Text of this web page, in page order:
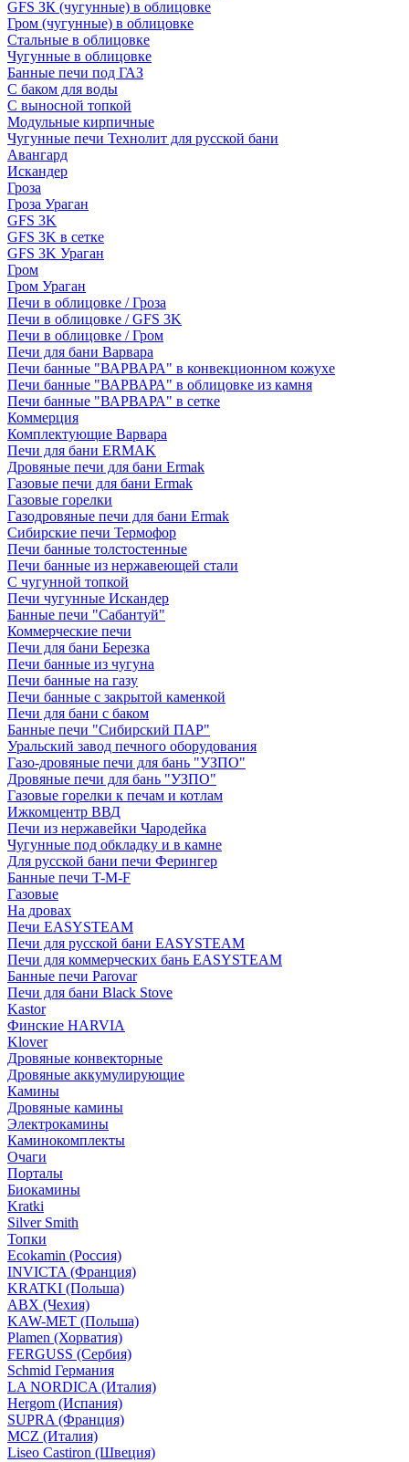
GFS ЗК (чугунные) в облицовке
Гром (чугунные) в облицовке
Стальные в облицовке
Чугунные в облицовке
Банные печи под ГАЗ
С баком для воды
С выносной топкой
Модульные кирпичные
Чугунные печи Технолит для русской бани
Авангард
Искандер
Гроза
Гроза Ураган
GFS 3K
GFS 3K в сетке
GFS 3K Ураган
Гром
Гром Ураган
Печи в облицовке / Гроза
Печи в облицовке / GFS 3K
Печи в облицовке / Гром
Печи для бани Варвара
Печи банные "ВАРВАРА" в конвекционном кожухе
Печи банные "ВАРВАРА" в облицовке из камня
Печи банные "ВАРВАРА" в сетке
Коммерция
Комплектующие Варвара
Печи для бани ERMAK
Дровяные печи для бани Ermak
Газовые печи для бани Ermak
Газовые горелки
Газодровяные печи для бани Ermak
Сибирские печи Термофор
Печи банные толстостенные
Печи банные из нержавеющей стали
С чугунной топкой
Печи чугунные Искандер
Банные печи "Сабантуй"
Коммерческие печи
Печи для бани Березка
Печи банные из чугуна
Печи банные на газу
Печи банные с закрытой каменкой
Печи для бани с баком
Банные печи "Сибирский ПАР"
Уральский завод печного оборудования
Газо-дровяные печи для бань "УЗПО"
Дровяные печи для бань "УЗПО"
Газовые горелки к печам и котлам
Ижкомцентр ВВД
Печи из нержавейки Чародейка
Чугунные под обкладку и в камне
Для русской бани печи Ферингер
Банные печи T-M-F
Газовые
На дровах
Печи EASYSTEAM
Печи для русской бани EASYSTEAM
Печи для коммерческих бань EASYSTEAM
Банные печи Parovar
Печи для бани Black Stove
Kastor
Финские HARVIA
Klover
Дровяные конвекторные
Дровяные аккумулирующие
Камины
Дровяные камины
Электрокамины
Каминокомплекты
Очаги
Порталы
Биокамины
Kratki
Silver Smith
Топки
Ecokamin (Россия)
INVICTA (Франция)
KRATKI (Польша)
ABX (Чехия)
KAW-MET (Польша)
Plamen (Хорватия)
FERGUSS (Сербия)
Schmid Германия
LA NORDICA (Италия)
Hergom (Испания)
SUPRA (Франция)
MCZ (Италия)
Liseo Castiron (Швеция)